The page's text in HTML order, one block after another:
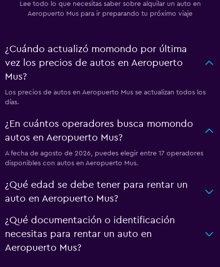
Lee todo lo que necesitas saber sobre alquilar un auto en
Aeropuerto Mus para ir preparando tu próximo viaje
¿Cuándo actualizó momondo por última
vez los precios de autos en Aeropuerto
Mus?
Los precios de autos en Aeropuerto Mus se actualizan todos los
días.
¿En cuántos operadores busca momondo
autos en Aeropuerto Mus?
A fecha de agosto de 2026, puedes elegir entre 17 operadores
disponibles con autos en Aeropuerto Mus.
¿Qué edad se debe tener para rentar un
auto en Aeropuerto Mus?
¿Qué documentación o identificación
necesitas para rentar un auto en
Aeropuerto Mus?